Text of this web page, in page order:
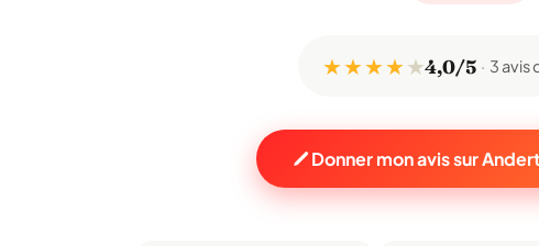
★ ★ ★ ★★4,0/5 3 avis
Donner mon avis sur